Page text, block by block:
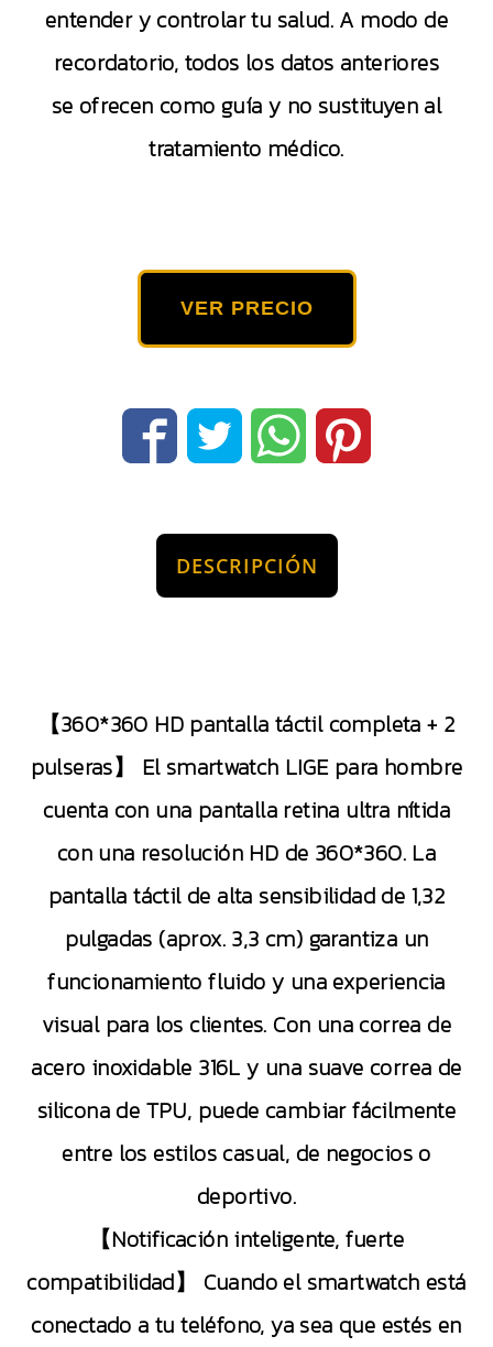
entender y controlar tu salud. A modo de
recordatorio, todos los datos anteriores
se ofrecen como guía y no sustituyen al
tratamiento médico.
VER PRECIO
DESCRIPCIÓN
【360*360 HD pantalla táctil completa + 2
pulseras】 El smartwatch LIGE para hombre
cuenta con una pantalla retina ultra nítida
con una resolución HD de 360*360. La
pantalla táctil de alta sensibilidad de 1,32
pulgadas (aprox. 3,3 cm) garantiza un
funcionamiento fluido y una experiencia
visual para los clientes. Con una correa de
acero inoxidable 316L y una suave correa de
silicona de TPU, puede cambiar fácilmente
entre los estilos casual, de negocios o
deportivo.
【Notificación inteligente, fuerte
compatibilidad】 Cuando el smartwatch está
conectado a tu teléfono, ya sea que estés en